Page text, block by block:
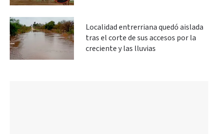
Localidad entrerriana quedó aislada
tras el corte de sus accesos por la
creciente y las lluvias